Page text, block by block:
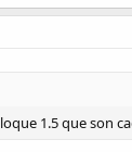
1.5 que son